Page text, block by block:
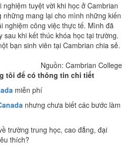
nghiệm tuyệt vời khi học ở Cambrian
những mang lại cho mình những kiến
nghiệm công việc thực tế. Mình đã
sau khi kết thúc khóa học tại trường.
bạn sinh viên tại Cambrian chia sẻ.
Nguồn: Cambrian College
tôi để có thông tin chi tiết
miễn phí
nhưng chưa biết các bước làm
trường trung học, cao đẳng, đại
thích?